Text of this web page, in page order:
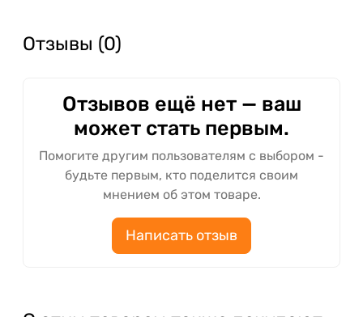
Отзывы (0)
Отзывов ещё нет — ваш
может стать первым.
Помогите другим пользователям с выбором -
будьте первым, кто поделится своим
мнением об этом товаре.
Написать отзыв